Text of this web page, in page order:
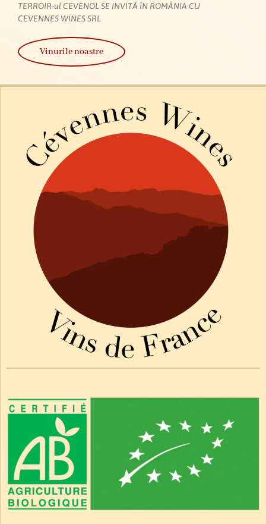
TERROIR-ul CEVENOL SE INVITĂ ÎN ROMÂNIA CU
CEVENNES WINES SRL
Vinurile noastre